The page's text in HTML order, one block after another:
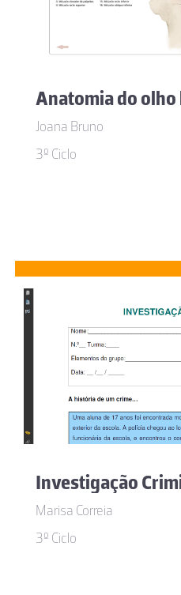
Anatomia do olho
Joana Bruno
3º Ciclo
Marisa Correia
3º Ciclo